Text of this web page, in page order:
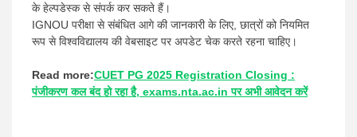
के हेल्पडेस्क से संपर्क कर सकते हैं।
IGNOU परीक्षा से संबंधित आगे की जानकारी के लिए, छात्रों को नियमित
रूप से विश्वविद्यालय की वेबसाइट पर अपडेट चेक करते रहना चाहिए।
Read more:CUET PG 2025 Registration Closing :
पंजीकरण कल बंद हो रहा है, exams.nta.ac.in पर अभी आवेदन करें